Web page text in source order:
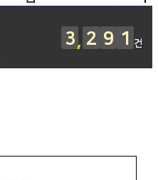
3 2 9 1 건